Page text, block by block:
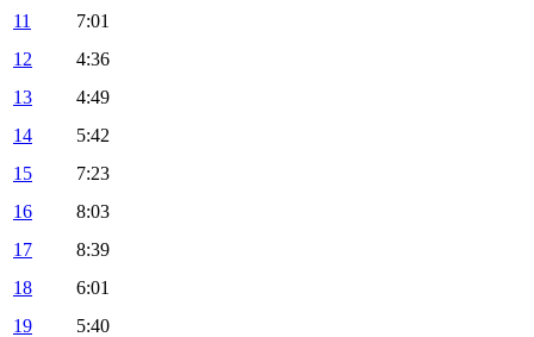
11
7:01
12
4:36
13
4:49
14
5:42
15
7:23
16
8:03
17
8:39
18
6:01
19
5:40